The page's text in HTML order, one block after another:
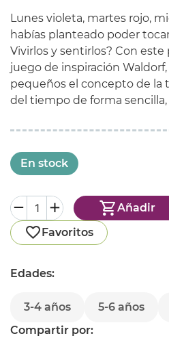
Lunes violeta, martes rojo,
habías planteado poder
Vivirlos y sentirlos? Con
juego de inspiración
pequeños el concepto de la
del tiempo de forma
En stock
Añadir
Favoritos
Edades:
3-4 años 5-6 años
Compartir por: